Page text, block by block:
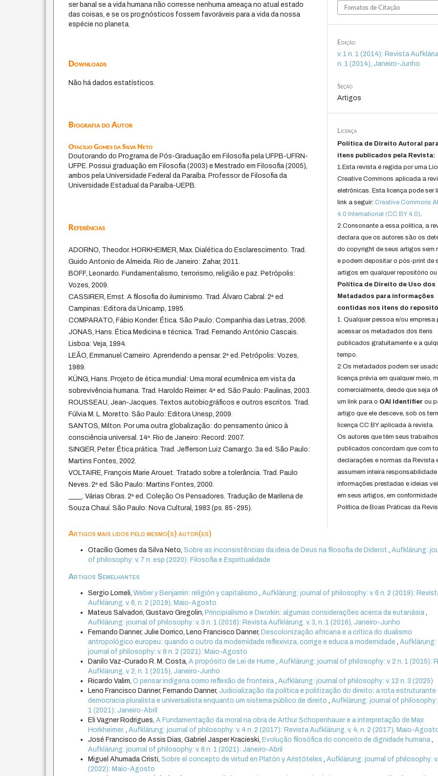
ser banal se a vida humana não corresse nenhuma ameaça no atual estado
das coisas, e se os prognósticos fossem favoráveis para a vida da nossa
espécie no planeta.
Downloads
Não há dados estatísticos.
Biografia do Autor
Otacílio Gomes da Silva Neto
Doutorando do Programa de Pós-Graduação em Filosofia pela UFPB-UFRN-
UFPE. Possui graduação em Filosofia (2003) e Mestrado em Filosofia (2005),
ambos pela Universidade Federal da Paraíba. Professor de Filosofia da
Universidade Estadual da Paraíba-UEPB.
Referências
ADORNO, Theodor. HORKHEIMER, Max. Dialética do Esclarescimento. Trad.
Guido Antonio de Almeida. Rio de Janeiro: Zahar, 2011.
BOFF, Leonardo. Fundamentalismo, terrorismo, religião e paz. Petrópolis:
Vozes, 2009.
CASSIRER, Ernst. A filosofia do iluminismo. Trad. Álvaro Cabral. 2ª ed.
Campinas: Editora da Unicamp, 1995.
COMPARATO, Fábio Konder. Ética. São Paulo: Companhia das Letras, 2006.
JONAS, Hans. Ética Medicina e técnica. Trad. Fernando António Cascais.
Lisboa: Veja, 1994.
LEÃO, Emmanuel Carneiro. Aprendendo a pensar. 2ª ed. Petrópolis: Vozes,
1989.
KÜNG, Hans. Projeto de ética mundial: Uma moral ecumênica em vista da
sobrevivência humana. Trad. Haroldo Reimer. 4ª ed. São Paulo: Paulinas, 2003.
ROUSSEAU, Jean-Jacques. Textos autobiográficos e outros escritos. Trad.
Fúlvia M. L. Moretto. São Paulo: Editora Unesp, 2009.
SANTOS, Milton. Por uma outra globalização: do pensamento único à
consciência universal. 14ª. Rio de Janeiro: Record: 2007.
SINGER, Peter. Ética prática. Trad. Jefferson Luiz Camargo. 3a ed. São Paulo:
Martins Fontes, 2002.
VOLTAIRE, François Marie Arouet. Tratado sobre a tolerância. Trad. Paulo
Neves. 2ª ed. São Paulo: Martins Fontes, 2000.
____. Várias Obras. 2ª ed. Coleção Os Pensadores. Tradução de Marilena de
Souza Chauí. São Paulo: Nova Cultural, 1983 (ps. 85-295).
Fomatos de Citação
Edição
v. 1 n. 1 (2014): Revista
n. 1 (2014), Janeiro-Junho
Seção
Artigos
Licença
Política de Direito Autoral
itens publicados pela Revista:
1.Esta revista é regida por uma
Creative Commons aplicada a
eletrônicas. Esta licença pode ser
link a seguir:Creative Commons
4.0 International (CC BY 4.0).
2.Consonante a essa politica, a
declara que os autores são os
do copyright de seus artigos sem
e podem depositar o pós-print de
artigos em qualquer repositório ou
Política de Direito de Uso dos
Metadados para informações
contidas nos itens do
1. Qualquer pessoa e/ou empresa
acessar os metadados dos itens
publicados gratuitamente e a
tempo.
2.Os metadados podem ser
licença prévia em qualquer meio,
comercialmente, desde que seja
um link para o OAI Identifier ou
artigo que ele desceve, sob os
licença CC BY aplicada à revista.
Os autores que têm seus trabalhos
publicados concordam que com
declarações e normas da Revista
assumem inteira responsabilidade
informações prestadas e ideias
em seus artigos, em
Política de Boas Práticas da
Artigos mais lidos pelo mesmo(s) autor(es)
Otacílio Gomes da Silva Neto,Sobre as inconsistências da ideia de Deus na filosofia de Diderot ,Aufklärung:
of philosophy: v. 7 n. esp (2020): Filosofia e Espiritualidade
Artigos Semelhantes
Sergio Lomeli,Weber y Benjamin: religión y capitalismo ,Aufklärung: journal of philosophy: v. 6 n. 2 (2019):
Aufklärung. v. 6, n. 2 (2019), Maio-Agosto
Mateus Salvadori, Gustavo Gregolin, Principialismo e Dworkin: algumas considerações acerca da eutanásia
Aufklärung: journal of philosophy: v. 3 n. 1 (2016): Revista Aufklärung. v. 3, n. 1 (2016), Janeiro-Junho
Fernando Danner, Julie Dorrico, Leno Francisco Danner, Descolonização africana e a crítica do dualismo
antropológico europeu: quando o outro da modernidade reflexiviza, corrige e educa a modernidade
,Aufklärung:
journal of philosophy: v. 8 n. 2 (2021): Maio-Agosto
Danilo Vaz-Curado R. M. Costa,A propósito de Lei de Hume ,Aufklärung: journal of philosophy: v. 2 n. 1 (2015):
Aufklärung. v. 2, n. 1 (2015), Janeiro-Junho
Ricardo Valim,O pensar indígena como reflexão de fronteira ,Aufklärung: journal of philosophy: v. 12 n. 3 (2025)
Leno Francisco Danner, Fernando Danner,Judicialização da política e politização do direito: a rota estruturante
democracia pluralista e universalista enquanto um sistema público de direito
,Aufklärung: journal of philosophy:
1 (2021): Janeiro-Abril
Eli Vagner Rodrigues,A Fundamentação da moral na obra de Arthur Schopenhauer e a interpretação de Max
Horkheimer.
,Aufklärung: journal of philosophy: v. 4 n. 2 (2017): Revista Aufklärung. v. 4, n. 2 (2017), Maio-
José Francisco de Assis Dias, Gabriel Jasper Kracieski, Evolução filosófica do conceito de dignidade humana
Aufklärung: journal of philosophy: v. 8 n. 1 (2021): Janeiro-Abril
Miguel Ahumada Cristi,Sobre el concepto de virtud en Platón y Aristóteles ,Aufklärung: journal of philosophy: v.
(2022): Maio-Agosto